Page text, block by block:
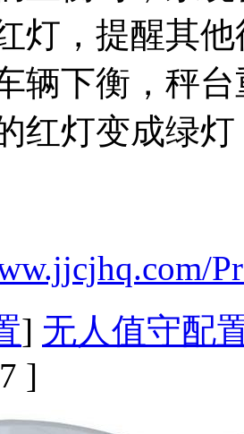
灯，提醒其
辆下衡，秤
红灯变成绿
] 无人值守配
]